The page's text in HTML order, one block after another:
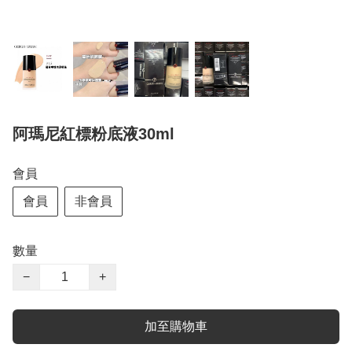
阿瑪尼紅標粉底液30ml
會員
會員 非會員
數量
−
+
加至購物車